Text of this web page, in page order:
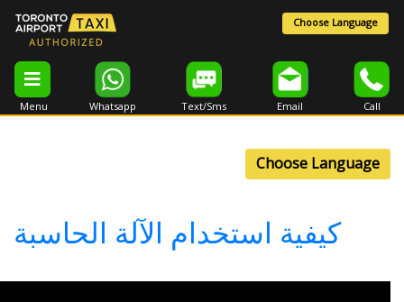
Text/Sms
Whatsapp
الآلة الحاسبة